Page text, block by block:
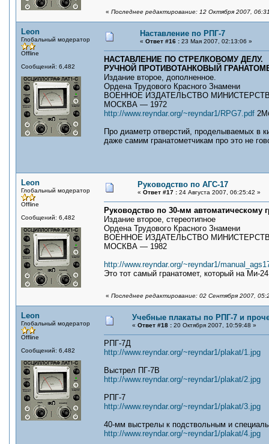
« Последнее редактирование: 12 Октября 2007,
Leon
Глобальный модератор
Offline
Сообщений: 6,482
Наставление по РПГ-7
« Ответ #16 : 23 Мая 2007, 02:13:06 »
НАСТАВЛЕНИЕ ПО СТРЕЛКОВОМУ ДЕЛУ.
РУЧНОЙ ПРОТИВОТАНКОВЫЙ
Издание второе, дополненное.
Ордена Трудового Красного Знамени
ВОЕННОЕ ИЗДАТЕЛЬСТВО
МОСКВА — 1972
http://www.reyndar.org/~reyndar1/RPG7.pdf
Про диаметр отверстий, проделываемых в
даже самим гранатометчикам про это не
Leon
Глобальный модератор
Offline
Сообщений: 6,482
Руководство по АГС-17
« Ответ #17 : 24 Августа 2007, 06:25:42 »
Руководство по 30-мм автоматическому
Издание второе, стереотипное
Ордена Трудового Красного Знамени
ВОЕННОЕ ИЗДАТЕЛЬСТВО
МОСКВА — 1982
http://www.reyndar.org/~reyndar1/
Это тот самый гранатомет, который на Ми-
« Последнее редактирование: 02 Сентября 2007,
Leon
Глобальный модератор
Offline
Сообщений: 6,482
Учебные плакаты по РПГ-7 и
« Ответ #18 : 20 Октября 2007, 10:59:48 »
РПГ-7Д
http://www.reyndar.org/~reyndar1/plakat/1.jpg
Выстрел ПГ-7В
http://www.reyndar.org/~reyndar1/plakat/2.jpg
РПГ-7
http://www.reyndar.org/~reyndar1/plakat/3.jpg
40-мм выстрелы к подствольным и
http://www.reyndar.org/~reyndar1/plakat/4.jpg